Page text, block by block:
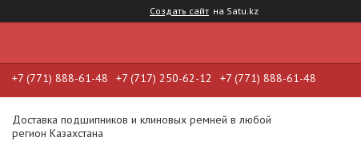
Создать сайт на Satu.kz
+7 (771) 888-61-48 +7 (717) 250-62-12 +7 (771) 888-61-48
Доставка подшипников и клиновых ремней в любой
регион Казахстана